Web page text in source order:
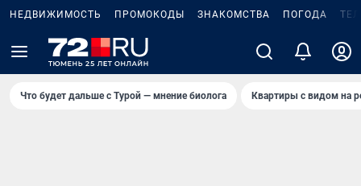
НЕДВИЖИМОСТЬ ПРОМОКОДЫ ЗНАКОМСТВА ПОГОДА
Что будет дальше с Турой — мнение биолога Квартиры с видом на